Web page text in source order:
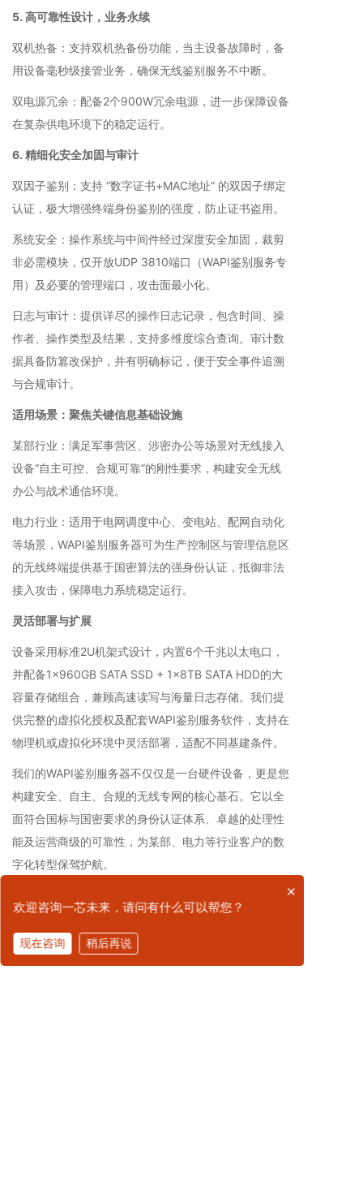
5. 高可靠性设计，业务永续
双机热备：支持双机热备份功能，当主设备故障时，备
用设备毫秒级接管业务，确保无线鉴别服务不中断。
双电源冗余：配备2个900W冗余电源，进一步保障设备
在复杂供电环境下的稳定运行。
6. 精细化安全加固与审计
双因子鉴别：支持 “数字证书+MAC地址” 的双因子绑定
认证，极大增强终端身份鉴别的强度，防止证书盗用。
系统安全：操作系统与中间件经过深度安全加固，裁剪
非必需模块，仅开放UDP 3810端口（WAPI鉴别服务专
用）及必要的管理端口，攻击面最小化。
日志与审计：提供详尽的操作日志记录，包含时间、操
作者、操作类型及结果，支持多维度综合查询。审计数
据具备防篡改保护，并有明确标记，便于安全事件追溯
与合规审计。
适用场景：聚焦关键信息基础设施
某部行业：满足军事营区、涉密办公等场景对无线接入
设备“自主可控、合规可靠”的刚性要求，构建安全无线
办公与战术通信环境。
电力行业：适用于电网调度中心、变电站、配网自动化
等场景，WAPI鉴别服务器可为生产控制区与管理信息区
的无线终端提供基于国密算法的强身份认证，抵御非法
接入攻击，保障电力系统稳定运行。
灵活部署与扩展
设备采用标准2U机架式设计，内置6个千兆以太电口，
并配备1×960GB SATA SSD + 1×8TB SATA HDD的大
容量存储组合，兼顾高速读写与海量日志存储。我们提
供完整的虚拟化授权及配套WAPI鉴别服务软件，支持在
物理机或虚拟化环境中灵活部署，适配不同基建条件。
我们的WAPI鉴别服务器不仅仅是一台硬件设备，更是您
构建安全、自主、合规的无线专网的核心基石。它以全
面符合国标与国密要求的身份认证体系、卓越的处理性
能及运营商级的可靠性，为某部、电力等行业客户的数
字化转型保驾护航。
上一篇：WAPI加密手持终端 | 国产八核平台+鸿蒙系
军营
下一篇：保障标识牌手持式识读设备：国产8核处理器
×
欢迎咨询一芯未来，请问有什么可以帮您？
现在咨询 稍后再说拨打电话